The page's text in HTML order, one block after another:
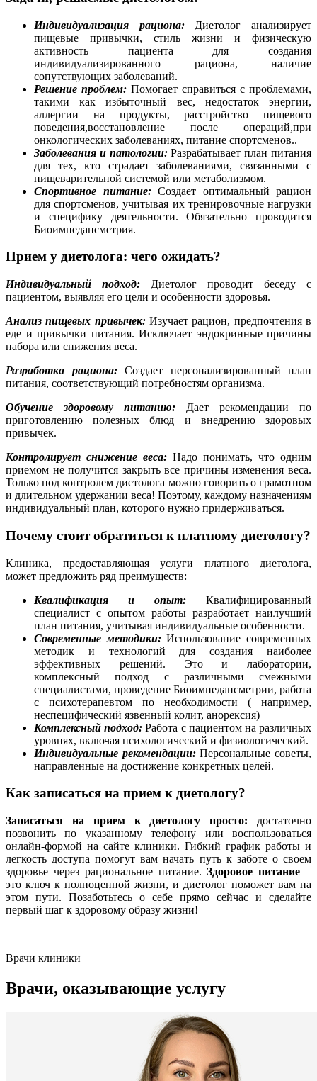
Индивидуализация рациона: Диетолог анализирует
пищевые привычки, стиль жизни и физическую
активность пациента для создания
индивидуализированного рациона, наличие
сопутствующих заболеваний.
Решение проблем: Помогает справиться с проблемами,
такими как избыточный вес, недостаток энергии,
аллергии на продукты, расстройство пищевого
поведения,восстановление после операций,при
онкологических заболеваниях, питание спортсменов..
Заболевания и патологии:Разрабатывает план питания
для тех, кто страдает заболеваниями, связанными с
пищеварительной системой или метаболизмом.
Спортивное питание: Создает оптимальный рацион
для спортсменов, учитывая их тренировочные нагрузки
и специфику деятельности. Обязательно проводится
Биоимпедансметрия.
Прием у диетолога: чего ожидать?
Индивидуальный подход: Диетолог проводит беседу с
пациентом, выявляя его цели и особенности здоровья.
Анализ пищевых привычек: Изучает рацион, предпочтения в
еде и привычки питания. Исключает эндокринные причины
набора или снижения веса.
Разработка рациона: Создает персонализированный план
питания, соответствующий потребностям организма.
Обучение здоровому питанию: Дает рекомендации по
приготовлению полезных блюд и внедрению здоровых
привычек.
Контролирует снижение веса: Надо понимать, что одним
приемом не получится закрыть все причины изменения веса.
Только под контролем диетолога можно говорить о грамотном
и длительном удержании веса! Поэтому, каждому назначениям
индивидуальный план, которого нужно придерживаться.
Почему стоит обратиться к платному диетологу?
Клиника, предоставляющая услуги платного диетолога,
может предложить ряд преимуществ:
Квалификация и опыт:
Квалифицированный
специалист с опытом работы разработает наилучший
план питания, учитывая индивидуальные особенности.
Современные методики:Использование современных
методик и технологий для создания наиболее
эффективных решений. Это и лаборатории,
комплексный подход с различными смежными
специалистами, проведение Биоимпедансметрии, работа
с психотерапевтом по необходимости ( например,
неспецифический язвенный колит, анорексия)
Комплексный подход: Работа с пациентом на различных
уровнях, включая психологический и физиологический.
Индивидуальные рекомендации: Персональные советы,
направленные на достижение конкретных целей.
Как записаться на прием к диетологу?
Записаться на прием к диетологу просто: достаточно
позвонить по указанному телефону или воспользоваться
онлайн-формой на сайте клиники. Гибкий график работы и
легкость доступа помогут вам начать путь к заботе о своем
здоровье через рациональное питание.Здоровое питание –
это ключ к полноценной жизни, и диетолог поможет вам на
этом пути. Позаботьтесь о себе прямо сейчас и сделайте
первый шаг к здоровому образу жизни!
Врачи клиники
Врачи, оказывающие услугу